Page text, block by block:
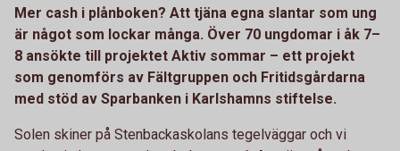
Mer cash i plånboken? Att tjäna egna slantar som ung
är något som lockar många. Över 70 ungdomar i åk 7–
8 ansökte till projektet Aktiv sommar – ett projekt
som genomförs av Fältgruppen och Fritidsgårdarna
med stöd av Sparbanken i Karlshamns stiftelse.
Solen skiner på Stenbackaskolans tegelväggar och vi